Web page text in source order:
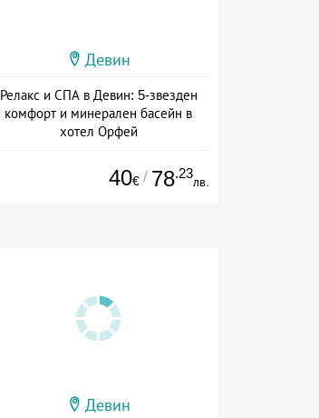
Девин
Релакс и СПА в Девин: 5-звезден
комфорт и минерален басейн в
хотел Орфей
40€ / 78.23
лв.
Девин